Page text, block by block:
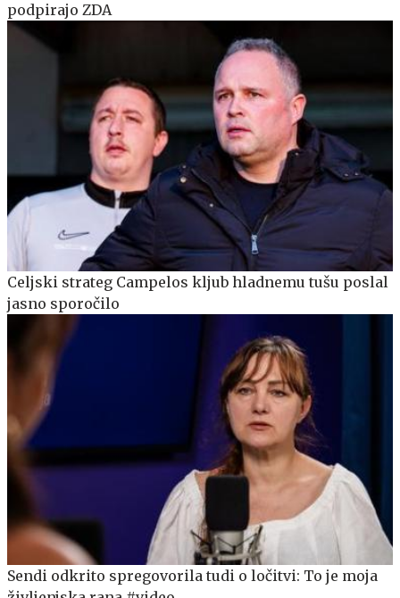
podpirajo ZDA
Celjski strateg Campelos kljub hladnemu tušu poslal
jasno sporočilo
Sendi odkrito spregovorila tudi o ločitvi: To je moja